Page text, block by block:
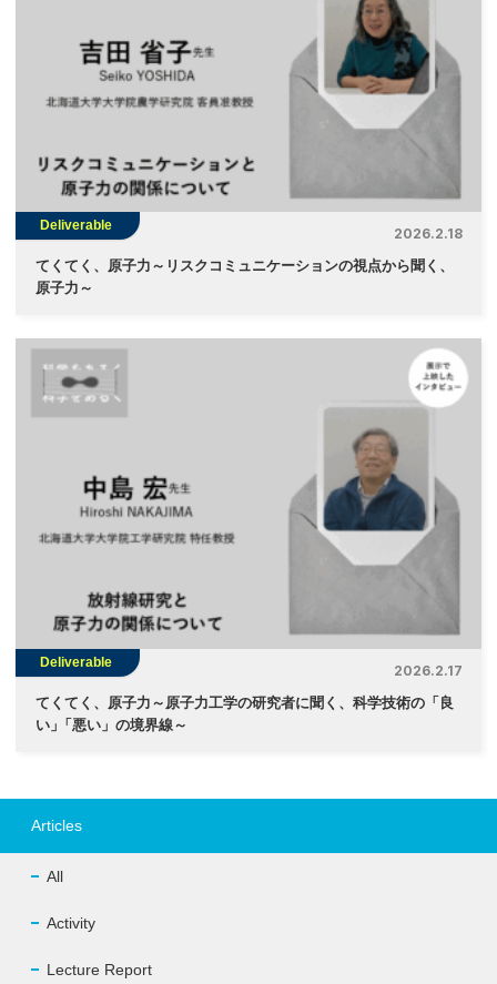
Deliverable
2026.2.18
てくてく、原子力～リスクコミュニケーションの視点から聞く、
原子力～
Deliverable
2026.2.17
てくてく、原子力～原子力工学の研究者に聞く、科学技術の「良
い」 「悪い」の境界線～
Articles
All
Activity
Lecture Report